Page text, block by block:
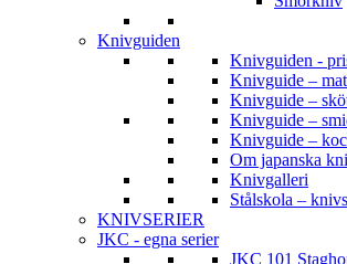
Knivguiden
Knivguiden -
Knivguide –
Knivguide –
Knivguide –
Knivguide –
Om japanska
Knivgalleri
Stålskola –
KNIVSERIER
JKC - egna serier
JKC 101